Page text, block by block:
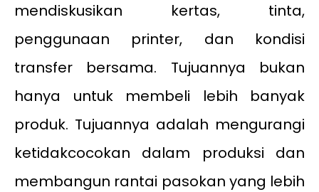
mendiskusikan kertas, tinta,
penggunaan printer, dan kondisi
transfer bersama. Tujuannya bukan
hanya untuk membeli lebih banyak
produk. Tujuannya adalah mengurangi
ketidakcocokan dalam produksi dan
membangun rantai pasokan yang lebih